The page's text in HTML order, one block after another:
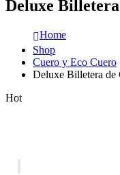
Deluxe
Home
Shop
Cuero y Eco Cuero
Deluxe Billetera de
Hot